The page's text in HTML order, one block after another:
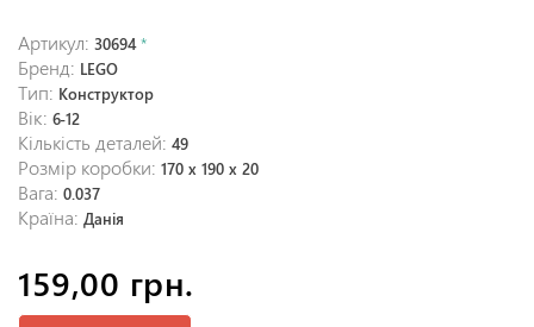
Артикул: 30694*
Бренд: LEGO
Тип: Конструктор
Вік: 6-12
Кількість деталей: 49
Розмір коробки: 170 х 190 х 20
Вага: 0.037
Країна: Данія
159,00 грн.